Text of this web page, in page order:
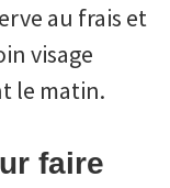
au frais et
visage
le matin.
faire